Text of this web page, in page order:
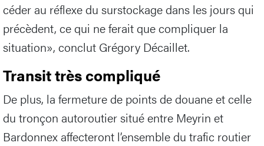
céder au réflexe du surstockage dans les jours qui
précèdent, ce qui ne ferait que compliquer la
situation», conclut Grégory Décaillet.
Transit très compliqué
De plus, la fermeture de points de douane et celle
du tronçon autoroutier situé entre Meyrin et
Bardonnex affecteront l’ensemble du trafic routier